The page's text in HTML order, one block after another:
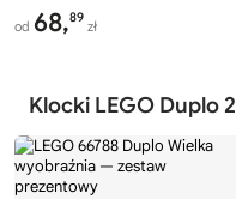
od 68,89
zł
Klocki LEGO Duplo